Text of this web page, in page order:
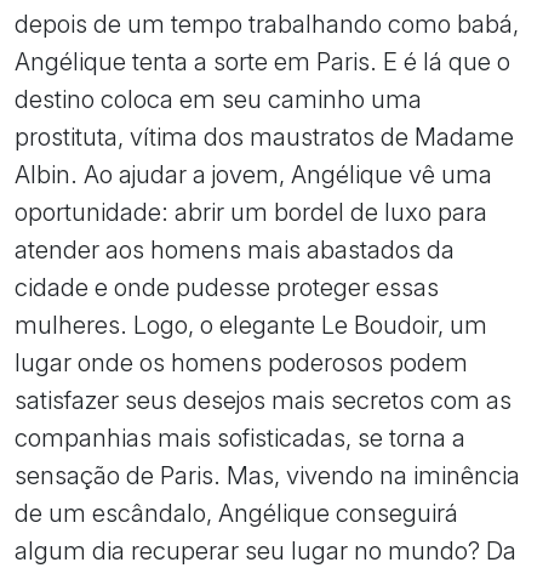
depois de um tempo trabalhando como babá,
Angélique tenta a sorte em Paris. E é lá que o
destino coloca em seu caminho uma
prostituta, vítima dos maustratos de Madame
Albin. Ao ajudar a jovem, Angélique vê uma
oportunidade: abrir um bordel de luxo para
atender aos homens mais abastados da
cidade e onde pudesse proteger essas
mulheres. Logo, o elegante Le Boudoir, um
lugar onde os homens poderosos podem
satisfazer seus desejos mais secretos com as
companhias mais sofisticadas, se torna a
sensação de Paris. Mas, vivendo na iminência
de um escândalo, Angélique conseguirá
algum dia recuperar seu lugar no mundo? Da